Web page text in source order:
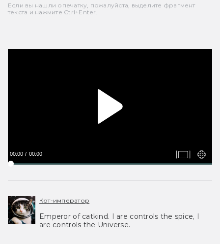
Если вы нашли опечатку, пожалуйста, выделите фрагмент
текста и нажмите Ctrl+Enter.
00:00 00:00
Кот-император
Emperor of catkind. I are controls the spice, I
are controls the Universe.